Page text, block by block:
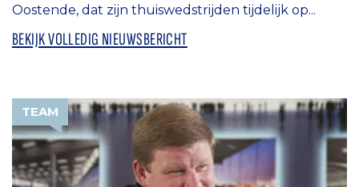
Oostende, dat zijn thuiswedstrijden tijdelijk op...
BEKIJK VOLLEDIG NIEUWSBERICHT
TEAM